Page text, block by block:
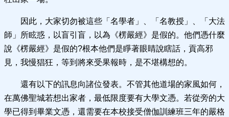
因此，大家切勿被這些「名學者」、「名教授」、「大法
師」所眩惑，以盲引盲，以為《楞嚴經》是假的。他們憑什麼
說《楞嚴經》是假的?根本他們是睜著眼睛說瞎話，貢高邪
見，我慢猖狂，等到將來受果報時，是不堪構想的。
還有以下的訊息向諸位發表。不管其他道場的家風如何，
在萬佛聖城若想出家者，最低限度要有大學文憑。若從旁的大
學已得到畢業文憑，還需要在本校接受僧伽訓練班三年的嚴格